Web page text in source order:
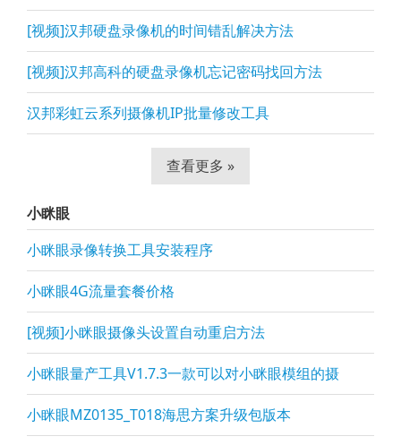
[视频]汉邦硬盘录像机的时间错乱解决方法
[视频]汉邦高科的硬盘录像机忘记密码找回方法
汉邦彩虹云系列摄像机IP批量修改工具
查看更多 »
小眯眼
小眯眼录像转换工具安装程序
小眯眼4G流量套餐价格
[视频]小眯眼摄像头设置自动重启方法
小眯眼量产工具V1.7.3一款可以对小眯眼模组的摄
小眯眼MZ0135_T018海思方案升级包版本